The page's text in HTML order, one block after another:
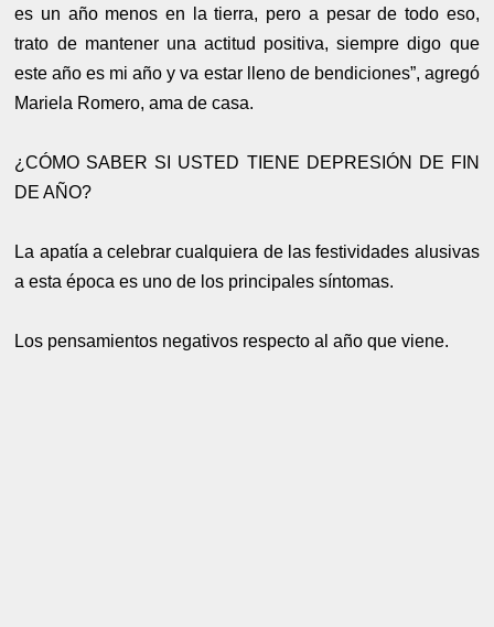
es un año menos en la tierra, pero a pesar de todo eso,
trato de mantener una actitud positiva, siempre digo que
este año es mi año y va estar lleno de bendiciones”, agregó
Mariela Romero, ama de casa.
¿CÓMO SABER SI USTED TIENE DEPRESIÓN DE FIN
DE AÑO?
La apatía a celebrar cualquiera de las festividades alusivas
a esta época es uno de los principales síntomas.
Los pensamientos negativos respecto al año que viene.